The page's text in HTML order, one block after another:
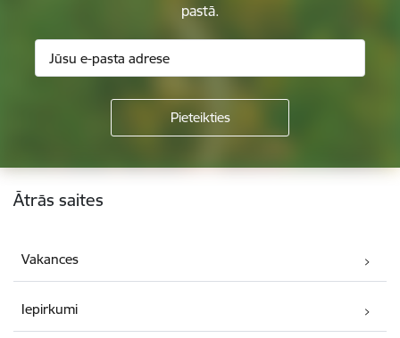
pastā.
Kājene
Ātrās saites
Vakances
Iepirkumi